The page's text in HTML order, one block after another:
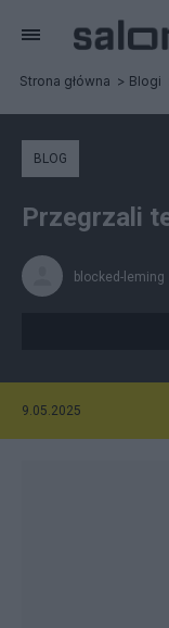
Strona główna Blogi
BLOG
Przegrzali
blocked-leming
9.05.2025